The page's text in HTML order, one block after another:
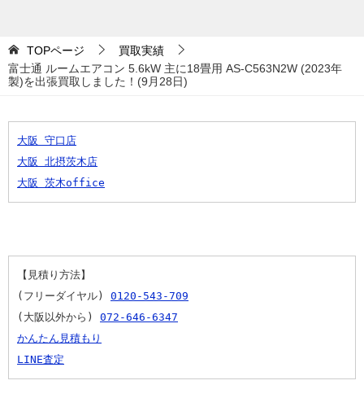
TOPページ
買取実績
富士通 ルームエアコン 5.6kW 主に18畳用 AS-C563N2W (2023年
製)を出張買取しました！(9月28日)
大阪 守口店
大阪 北摂茨木店
大阪 茨木office
【見積り方法】
(フリーダイヤル) 0120-543-709
(大阪以外から) 072-646-6347
かんたん見積もり
LINE査定